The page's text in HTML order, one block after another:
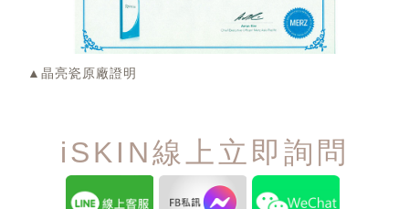
▲晶亮瓷原廠證明
iSKIN線上立即詢問